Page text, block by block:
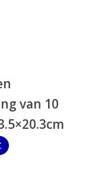
van 10